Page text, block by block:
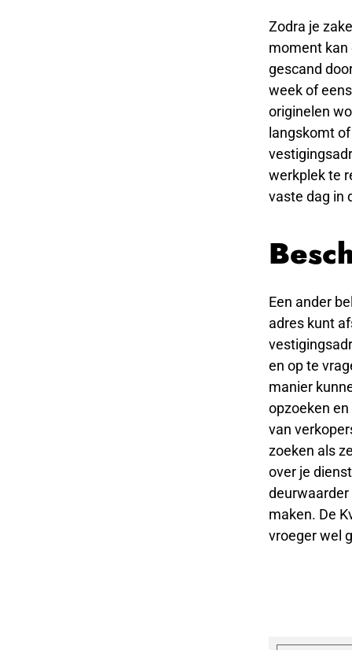
Zodra je
moment kan
gescand
week of
originelen
langskomt
werkplek te
vaste dag in
Een ander
adres kunt
en op te
manier
opzoeken
van
zoeken als
over je
maken. De
vroeger wel